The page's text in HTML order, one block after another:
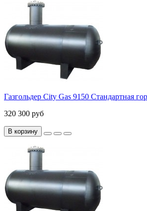
Газгольдер City Gas 9150 Стандартная
320 300 руб
В корзину